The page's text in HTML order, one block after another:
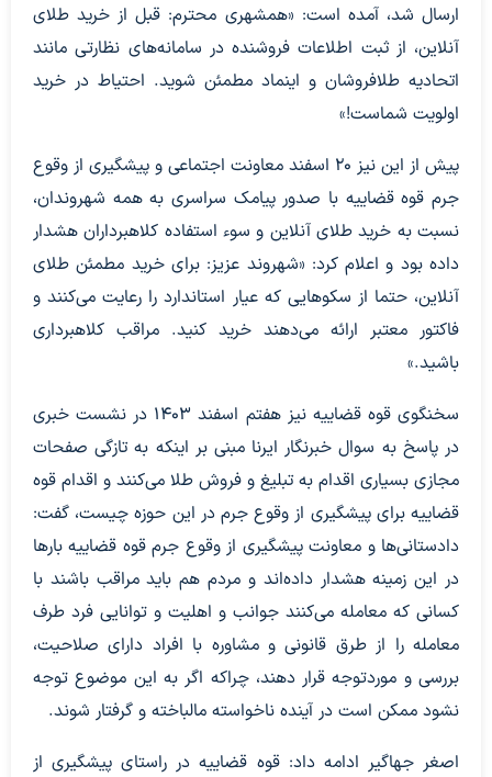
ارسال شد، آمده است: «همشهری محترم: قبل از خرید طلای
آنلاین، از ثبت اطلاعات فروشنده در سامانه‌های نظارتی مانند
اتحادیه طلافروشان و اینماد مطمئن شوید. احتیاط در خرید
اولویت شماست!»
پیش از این نیز ۲۰ اسفند معاونت اجتماعی و پیشگیری از وقوع
جرم قوه قضاییه با صدور پیامک سراسری به همه شهروندان،
نسبت به خرید طلای آنلاین و سوء استفاده کلاهبرداران هشدار
داده بود و اعلام کرد: «شهروند عزیز: برای خرید مطمئن طلای
آنلاین، حتما از سکوهایی که عیار استاندارد را رعایت می‌کنند و
فاکتور معتبر ارائه می‌دهند خرید کنید. مراقب کلاهبرداری
باشید.»
سخنگوی قوه قضاییه نیز هفتم اسفند ۱۴۰۳ در نشست خبری
در پاسخ به سوال خبرنگار ایرنا مبنی بر اینکه به تازگی صفحات
مجازی بسیاری اقدام به تبلیغ و فروش طلا می‌کنند و اقدام قوه
قضاییه برای پیشگیری از وقوع جرم در این حوزه چیست، گفت:
دادستانی‌ها و معاونت پیشگیری از وقوع جرم قوه قضاییه بارها
در این زمینه هشدار داده‌اند و مردم هم باید مراقب باشند با
کسانی که معامله می‌کنند جوانب و اهلیت و توانایی فرد طرف
معامله را از طرق قانونی و مشاوره با افراد دارای صلاحیت،
بررسی و موردتوجه قرار دهند، چراکه اگر به این موضوع توجه
نشود ممکن است در آینده ناخواسته مالباخته و گرفتار شوند.
اصغر جهاگیر ادامه داد: قوه قضاییه در راستای پیشگیری از